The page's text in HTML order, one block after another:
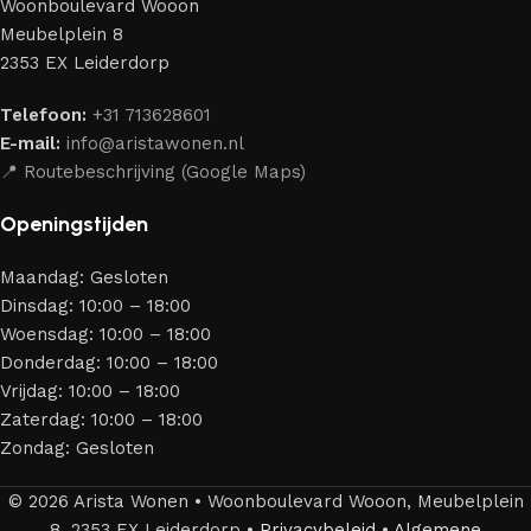
Ons assortiment bestaat uit producten van betrouwbare
merken die al jarenlang hun vakmanschap en eerlijkheid
bewijzen. Al onze leveranciers garanderen meubels van
aantrekkelijk design en optimale veiligheid — zodat je
jarenlang kunt genieten van jouw interieur.
Woonboulevard Wooon
Meubelplein 8
2353 EX Leiderdorp
Telefoon: +31 713628601
E-mail: info@aristawonen.nl
📍 Routebeschrijving (Google Maps)
Openingstijden
Maandag: Gesloten
Dinsdag: 10:00 – 18:00
Woensdag: 10:00 – 18:00
Donderdag: 10:00 – 18:00
Vrijdag: 10:00 – 18:00
Zaterdag: 10:00 – 18:00
Zondag: Gesloten
© 2026 Arista Wonen • Woonboulevard Wooon, Meubelplein